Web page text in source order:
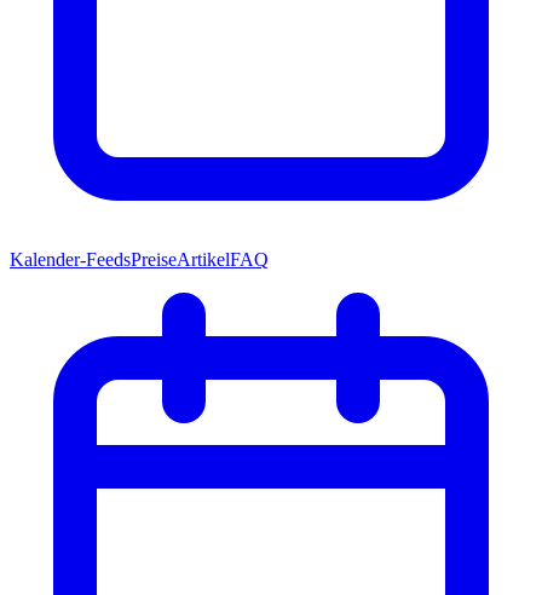
Kalender-FeedsPreiseArtikelFAQ